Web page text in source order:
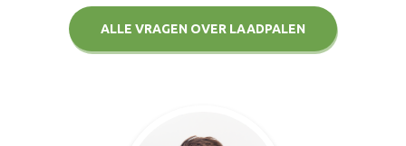
ALLE VRAGEN OVER LAADPALEN